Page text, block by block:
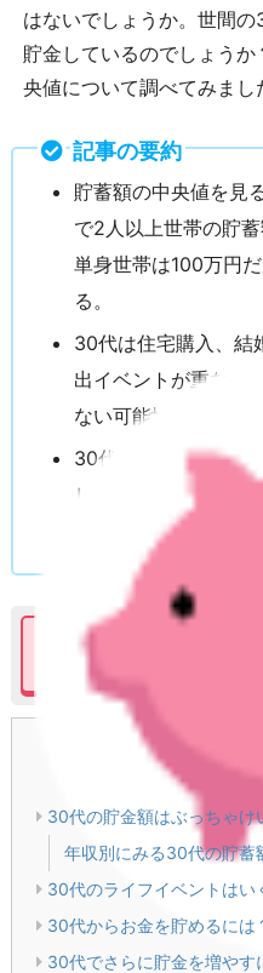
はないでしょうか。世間
貯金しているのでしょう
央値について調べてみまし
記事の要約
貯蓄額の中央値を見
で2人以上世帯の貯蓄
単身世帯は100万円
る。
30代は住宅購入、結
出イベントが重なる
ない可能性がある。
30代から貯金を増や
して先取り貯金をお
険やNISAなどを検討
目次 閉じる
30代の貯金額はぶっちゃけ
年収別にみる30代の貯蓄
30代のライフイベントはい
30代からお金を貯めるには
30代でさらに貯金を増やす